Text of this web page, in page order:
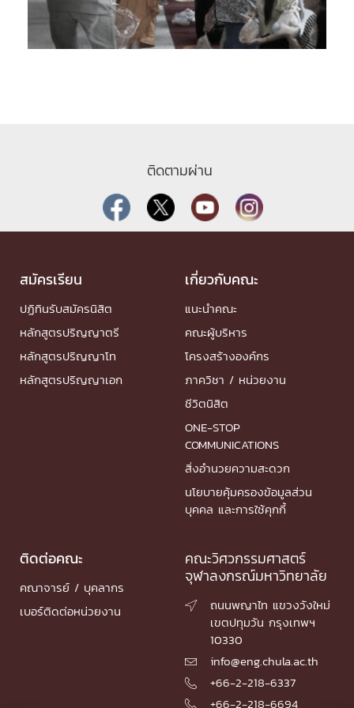
ติดตามผ่าน
สมัครเรียน
ปฏิทินรับสมัครนิสิต
หลักสูตรปริญญาตรี
หลักสูตรปริญญาโท
หลักสูตรปริญญาเอก
เกี่ยวกับคณะ
แนะนำคณะ
คณะผู้บริหาร
โครงสร้างองค์กร
ภาควิชา / หน่วยงาน
ชีวิตนิสิต
ONE-STOP
COMMUNICATIONS
สิ่งอำนวยความสะดวก
นโยบายคุ้มครองข้อมูลส่วน
บุคคล และการใช้คุกกี้
ติดต่อคณะ
คณาจารย์ / บุคลากร
เบอร์ติดต่อหน่วยงาน
คณะวิศวกรรมศาสตร์
จุฬาลงกรณ์มหาวิทยาลัย

ถนนพญาไท แขวงวังใหม่
เขตปทุมวัน กรุงเทพฯ
10330
 info@eng.chula.ac.th
 +66-2-218-6337
 +66-2-218-6694